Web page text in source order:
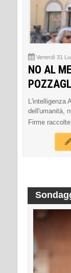
Venerdì 31
NO AL
L'intelligenza
dell'umanità,
Firme